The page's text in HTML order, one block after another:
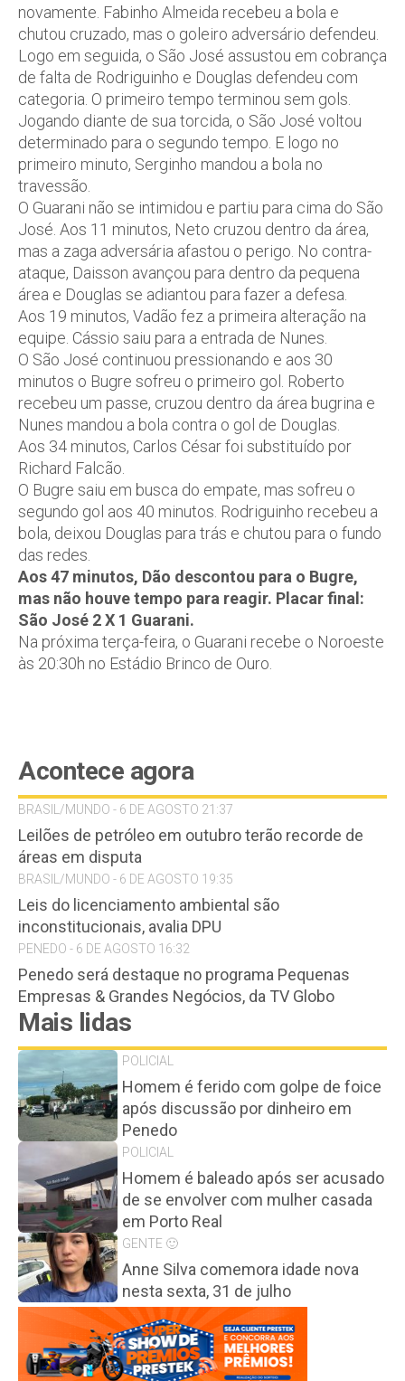
novamente. Fabinho Almeida recebeu a bola e
chutou cruzado, mas o goleiro adversário defendeu.
Logo em seguida, o São José assustou em cobrança
de falta de Rodriguinho e Douglas defendeu com
categoria. O primeiro tempo terminou sem gols.
Jogando diante de sua torcida, o São José voltou
determinado para o segundo tempo. E logo no
primeiro minuto, Serginho mandou a bola no
travessão.
O Guarani não se intimidou e partiu para cima do São
José. Aos 11 minutos, Neto cruzou dentro da área,
mas a zaga adversária afastou o perigo. No contra-
ataque, Daisson avançou para dentro da pequena
área e Douglas se adiantou para fazer a defesa.
Aos 19 minutos, Vadão fez a primeira alteração na
equipe. Cássio saiu para a entrada de Nunes.
O São José continuou pressionando e aos 30
minutos o Bugre sofreu o primeiro gol. Roberto
recebeu um passe, cruzou dentro da área bugrina e
Nunes mandou a bola contra o gol de Douglas.
Aos 34 minutos, Carlos César foi substituído por
Richard Falcão.
O Bugre saiu em busca do empate, mas sofreu o
segundo gol aos 40 minutos. Rodriguinho recebeu a
bola, deixou Douglas para trás e chutou para o fundo
das redes.
Aos 47 minutos, Dão descontou para o Bugre,
mas não houve tempo para reagir. Placar final:
São José 2 X 1 Guarani.
Na próxima terça-feira, o Guarani recebe o Noroeste
às 20:30h no Estádio Brinco de Ouro.
Acontece agora
BRASIL/MUNDO - 6 DE AGOSTO 21:37
Leilões de petróleo em outubro terão recorde de
áreas em disputa
BRASIL/MUNDO - 6 DE AGOSTO 19:35
Leis do licenciamento ambiental são
inconstitucionais, avalia DPU
PENEDO - 6 DE AGOSTO 16:32
Penedo será destaque no programa Pequenas
Empresas & Grandes Negócios, da TV Globo
Mais lidas
POLICIAL
Homem é ferido com golpe de foice
após discussão por dinheiro em
Penedo
POLICIAL
Homem é baleado após ser acusado
de se envolver com mulher casada
em Porto Real
GENTE 🙂
Anne Silva comemora idade nova
nesta sexta, 31 de julho